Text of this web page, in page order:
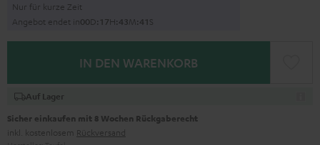
Nur für kurze Zeit
Angebot endet in00D:17H:43M:41S
IN DEN WARENKORB
Auf Lager
Sicher einkaufen mit 8 Wochen Rückgaberecht
inkl. kostenlosem Rückversand